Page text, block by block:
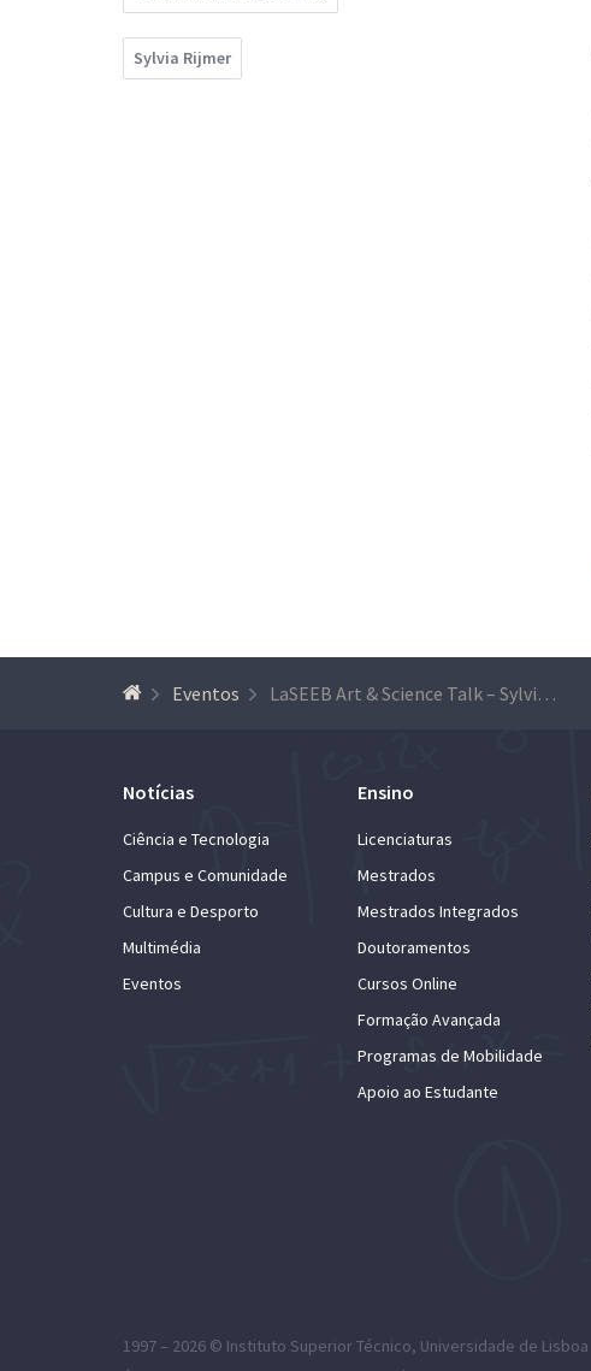
Sylvia Rijmer
Eventos LaSEEB Art & Science Talk – Sylvia Rijmer
Notícias
Ciência e Tecnologia
Campus e Comunidade
Cultura e Desporto
Multimédia
Eventos
Ensino
Licenciaturas
Mestrados
Mestrados Integrados
Doutoramentos
Cursos Online
Formação Avançada
Programas de Mobilidade
Apoio ao Estudante
1997 – 2026 © Instituto Superior Técnico, Universidade de Lisboa